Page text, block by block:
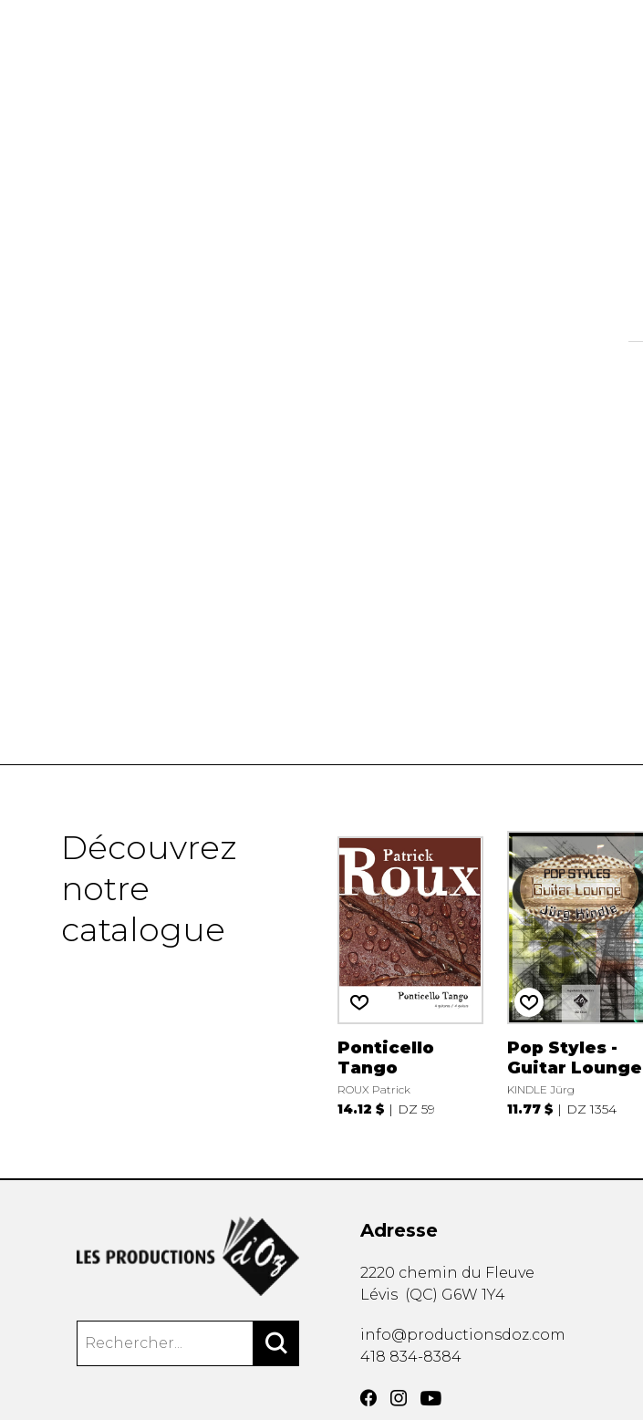
Découvrez
notre
catalogue
Ponticello
Tango
ROUX Patrick
14.12 $ DZ 59
Pop Styles -
Guitar Lounge
KINDLE Jürg
11.77 $ DZ 1354
Adresse
2220 chemin du Fleuve
Lévis (QC) G6W 1Y4
info@productionsdoz.com
418 834-8384